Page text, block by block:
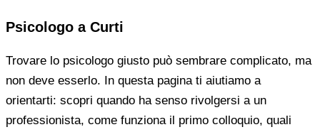
Psicologo a Curti
Trovare lo psicologo giusto può sembrare complicato, ma
non deve esserlo. In questa pagina ti aiutiamo a
orientarti: scopri quando ha senso rivolgersi a un
professionista, come funziona il primo colloquio, quali